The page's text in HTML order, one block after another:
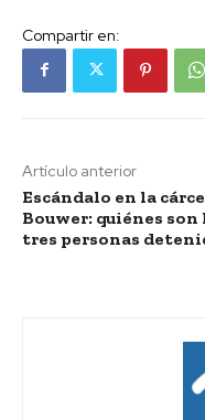
Compartir en:
Artículo anterior
Escándalo en la
Bouwer: quiénes son
tres personas